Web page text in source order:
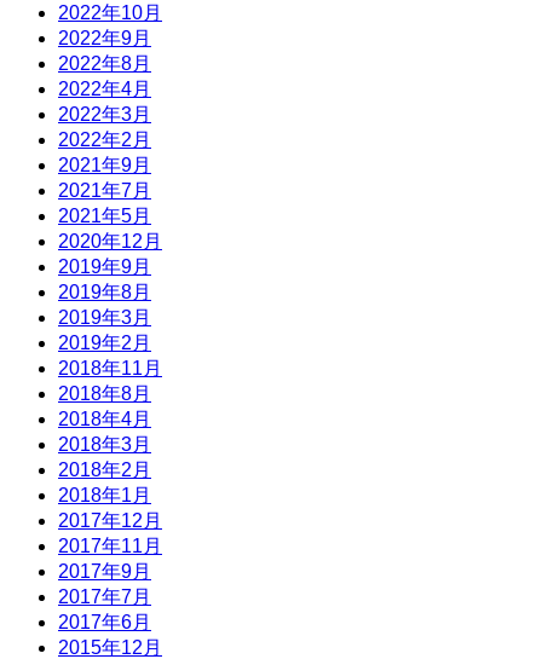
2022年10月
2022年9月
2022年8月
2022年4月
2022年3月
2022年2月
2021年9月
2021年7月
2021年5月
2020年12月
2019年9月
2019年8月
2019年3月
2019年2月
2018年11月
2018年8月
2018年4月
2018年3月
2018年2月
2018年1月
2017年12月
2017年11月
2017年9月
2017年7月
2017年6月
2015年12月